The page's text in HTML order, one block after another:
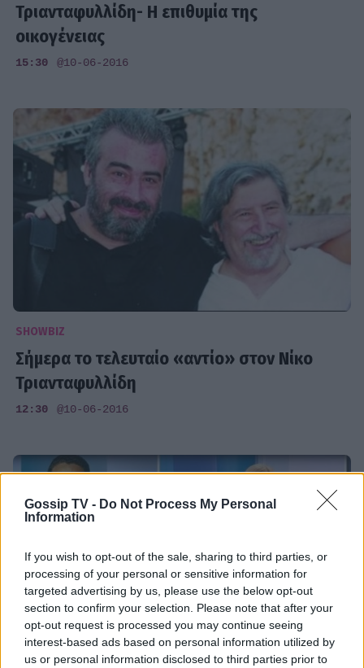
Gossip TV - Do Not Process My Personal
Information
If you wish to opt-out of the sale, sharing to third parties, or
processing of your personal or sensitive information for
targeted advertising by us, please use the below opt-out
section to confirm your selection. Please note that after your
opt-out request is processed you may continue seeing
interest-based ads based on personal information utilized by
us or personal information disclosed to third parties prior to
Τριανταφυλλίδη- Η επιθυμία της
οικογένειας
15:30 @10-06-2016
SHOWBIZ
Σήμερα το τελευταίο «αντίο» στον Νίκο
Τριανταφυλλίδη
12:30 @10-06-2016